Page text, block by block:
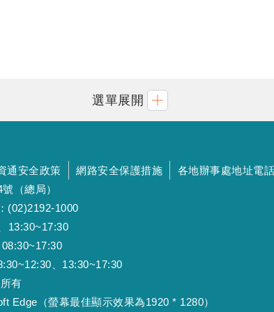
選單展開
通安全政策 網路安全保護措施
各地辦事處地址電話
（總局）
(02)2192-1000
13:30~17:30
、13:30~17:30
有
Edge（螢幕最佳顯示效果為1920 * 1280）